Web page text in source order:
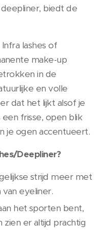
biedt de
Infra lashes of
make-up
in de
en volle
dat het lijkt alsof je
frisse, open blik
je ogen accentueert.
Deepliner?
strijd meer met
eyeliner.
het sporten bent,
er altijd prachtig